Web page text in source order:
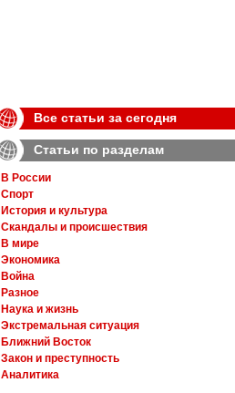
Все статьи за сегодня
Статьи по разделам
В России
Спорт
История и культура
Скандалы и происшествия
В мире
Экономика
Война
Разное
Наука и жизнь
Экстремальная ситуация
Ближний Восток
Закон и преступность
Аналитика